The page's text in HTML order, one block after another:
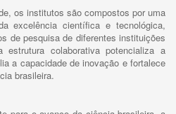
os institutos são compostos por uma
excelência científica e tecnológica,
de pesquisa de diferentes instituições
colaborativa potencializa a
a capacidade de inovação e fortalece
brasileira.